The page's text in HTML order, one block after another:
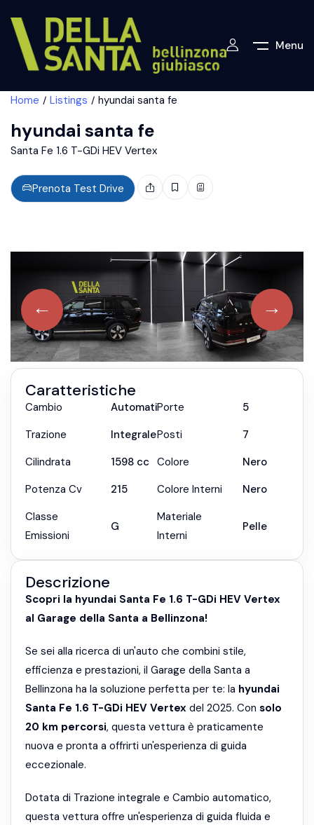
Menu
Home Listings hyundai santa fe
hyundai santa fe
Santa Fe 1.6 T-GDi HEV Vertex
Prenota Test Drive
Caratteristiche
Cambio
Automatica
Trazione
Integrale
Cilindrata
1598 cc
Potenza Cv
215
Classe
Emissioni
G
Porte
5
Posti
7
Colore
Nero
Colore Interni
Nero
Materiale
Interni
Pelle
Descrizione
Scopri la hyundai Santa Fe 1.6 T-GDi HEV Vertex
al Garage della Santa a Bellinzona!
Se sei alla ricerca di un'auto che combini stile,
efficienza e prestazioni, il Garage della Santa a
Bellinzona ha la soluzione perfetta per te: la hyundai
Santa Fe 1.6 T-GDi HEV Vertex del 2025. Con solo
20 km percorsi, questa vettura è praticamente
nuova e pronta a offrirti un'esperienza di guida
eccezionale.
Dotata di Trazione integrale e Cambio automatico,
questa vettura offre un'esperienza di guida fluida e